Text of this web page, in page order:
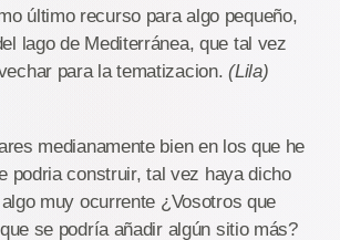
último recurso para algo pequeño,
lago de Mediterránea, que tal vez
para la tematizacion.(Lila)
medianamente bien en los que he
podria construir, tal vez haya dicho
muy ocurrente ¿Vosotros que
se podría añadir algún sitio más?